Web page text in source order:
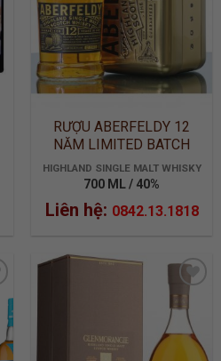
RƯỢU ABERFELDY 12
NĂM LIMITED BATCH
2905
HIGHLAND SINGLE MALT WHISKY
700 ML / 40%
Liên hệ: 0842.13.1818
ADD TO
WISHLIST